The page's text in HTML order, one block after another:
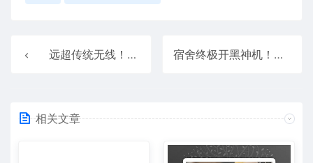
远超传统无线！华为Pura 80全系支持星闪：标准版也有 宿舍终极开黑神机！一加Ace 5至尊版评测：挑战0卡顿、行业首次《原神》120帧/1.5K满血同开
相关文章